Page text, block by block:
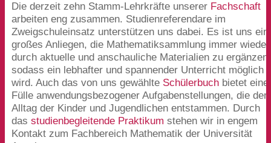
Die derzeit zehn Stamm-Lehrkräfte unserer Fachschaft
arbeiten eng zusammen. Studienreferendare im
Zweigschuleinsatz unterstützen uns dabei. Es ist uns ein
großes Anliegen, die Mathematiksammlung immer wieder
durch aktuelle und anschauliche Materialien zu ergänzen,
sodass ein lebhafter und spannender Unterricht möglich
wird. Auch das von uns gewählte Schülerbuch bietet eine
Fülle anwendungsbezogener Aufgabenstellungen, die
Alltag der Kinder und Jugendlichen entstammen. Durch
dasstudienbegleitende Praktikum stehen wir in engem
Kontakt zum Fachbereich Mathematik der Universität